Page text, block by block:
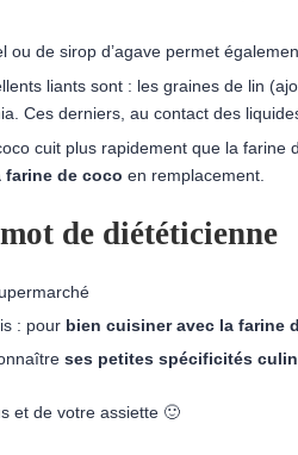
ou de sirop d’agave permet
liants sont : les graines de lin
Ces derniers, au contact des
cuit plus rapidement que la farine
farine de coco en remplacement.
de diététicienne
: pour bien cuisiner avec la farine
ses petites spécificités
et de votre assiette 🙂